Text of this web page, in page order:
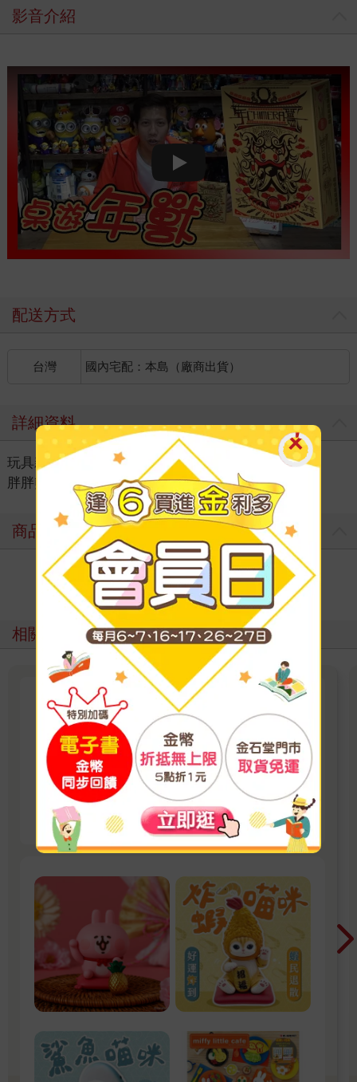
影音介紹
Play video
配送方式
台灣 國內宅配：本島（廠商出貨）
詳細資料
玩具親子 桌上遊戲 ＞ 桌遊品牌推薦
胖胖熊桌遊
商品評價
寫評價
相關主題
上班族不出錯的【交換禮物】預
算300-600元
為上班族精選，不用知道對方是誰，也能送得恰
恰好，擺在辦公室療癒大家的交換禮物！
看更多